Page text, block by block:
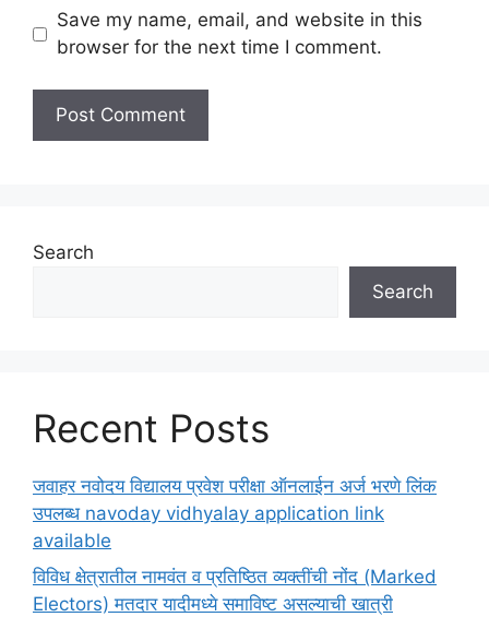
Save my name, email, and website in this
browser for the next time I comment.
Search
Search
Recent Posts
जवाहर नवोदय विद्यालय प्रवेश परीक्षा ऑनलाईन अर्ज भरणे लिंक
उपलब्ध navoday vidhyalay application link
available
विविध क्षेत्रातील नामवंत व प्रतिष्ठित व्यक्तींची नोंद (Marked
Electors) मतदार यादीमध्ये समाविष्ट असल्याची खात्री